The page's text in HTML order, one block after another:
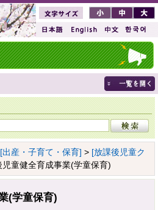
[出産・子育て・保育] > [放課後児童ク
児童健全育成事業(学童保育)
(学童保育)